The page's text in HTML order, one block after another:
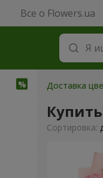
Все о Flowers.ua
Доставка
Cортировка: